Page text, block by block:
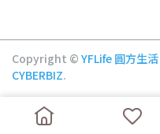
Copyright © YFLife 圓方生活
CYBERBIZ.